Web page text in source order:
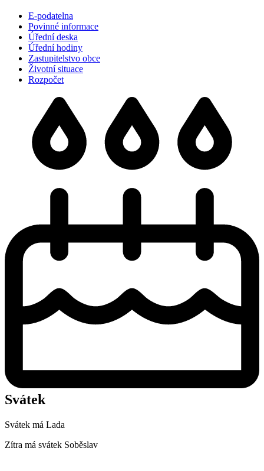
E-podatelna
Povinné informace
Úřední deska
Úřední hodiny
Zastupitelstvo obce
Životní situace
Rozpočet
Svátek
Svátek má Lada
Zítra má svátek Soběslav